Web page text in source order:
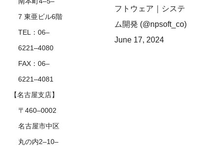
7 東亜ビル6階
TEL：06–
6221–4080
FAX：06–
6221–4081
【名古屋支店】
〒460–0002
名古屋市中区
丸の内2–10–
フトウェア｜システ
ム開発 (@npsoft_co)
June 17, 2024